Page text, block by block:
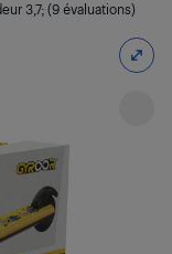
3,7; (9 évaluations)